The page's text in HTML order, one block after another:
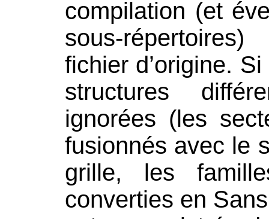
compilation (et
sous-
fichier d’origine.
structures
ignorées (les
fusionnés avec le
grille, les
converties en